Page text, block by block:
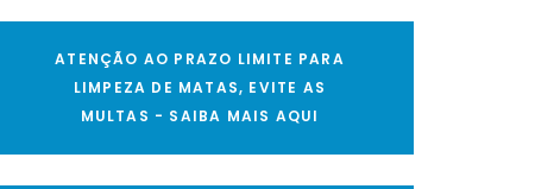
ATENÇÃO AO PRAZO LIMITE PARA
LIMPEZA DE MATAS, EVITE AS
MULTAS - SAIBA MAIS AQUI